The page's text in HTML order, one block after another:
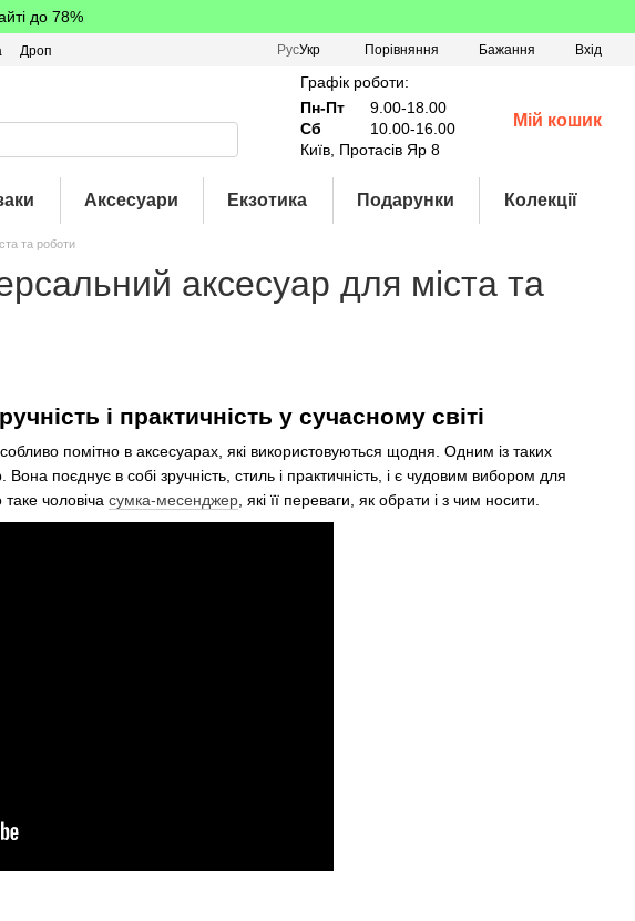
до 78%
Дроп
РусУкр Порівняння Бажання Вхід
Графік роботи:
Пн-Пт
9.00-18.00
Сб
10.00-16.00
Київ, Протасів Яр 8
Мій кошик
Аксесуари Екзотика Подарунки Колекції
та роботи
аксесуар для міста та
і практичність у сучасному світі
помітно в аксесуарах, які використовуються щодня. Одним із таких
поєднує в собі зручність, стиль і практичність, і є чудовим вибором для
чоловіча сумка-месенджер, які її переваги, як обрати і з чим носити.